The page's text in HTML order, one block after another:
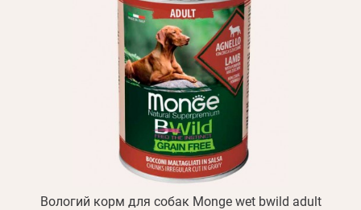
Вологий корм для собак Monge wet bwild adult